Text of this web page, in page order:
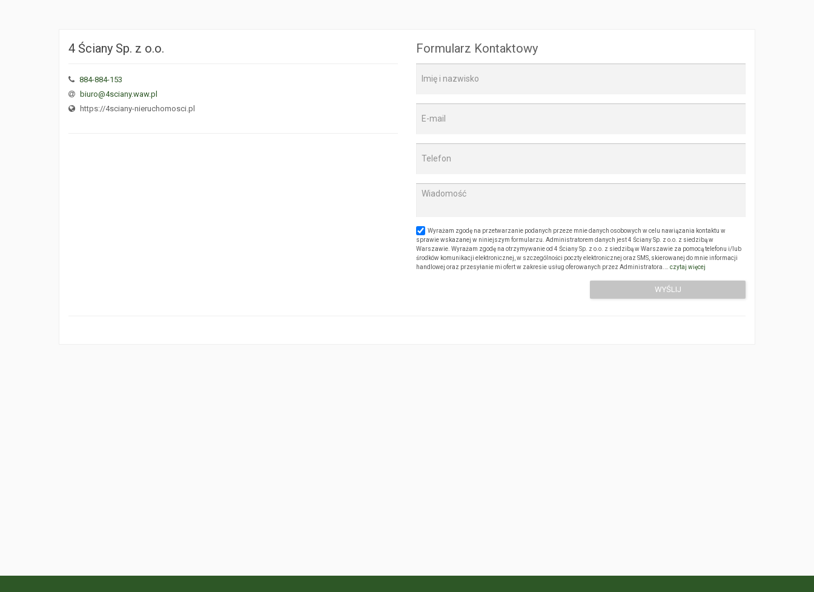
4 Ściany Sp. z o.o.
884-884-153
biuro@4sciany.waw.pl
https://4sciany-nieruchomosci.pl
Formularz Kontaktowy
Wyrażam zgodę na przetwarzanie podanych przeze mnie danych osobowych w celu nawiązania kontaktu w
sprawie wskazanej w niniejszym formularzu. Administratorem danych jest 4 Ściany Sp. z o.o. z siedzibą w
Warszawie. Wyrażam zgodę na otrzymywanie od 4 Ściany Sp. z o.o. z siedzibą w Warszawie za pomocą telefonu i/lub
środków komunikacji elektronicznej, w szczególności poczty elektronicznej oraz SMS, skierowanej do mnie informacji
handlowej oraz przesyłanie mi ofert w zakresie usług oferowanych przez Administratora.… czytaj więcej